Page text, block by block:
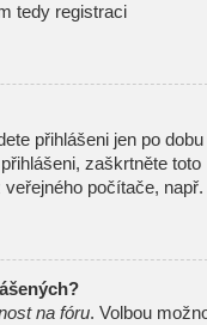
tedy registraci
přihlášeni jen po dobu
zaškrtněte toto
počítače, např.
na fóru. Volbou